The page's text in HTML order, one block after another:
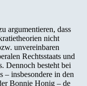
argumentieren, dass
nicht
unvereinbaren
Rechtsstaats und
Dennoch besteht bei
– insbesondere in den
Bonnie Honig – de